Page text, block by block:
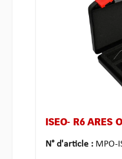
ISEO- R6 ARES
N° d'article : MPO-